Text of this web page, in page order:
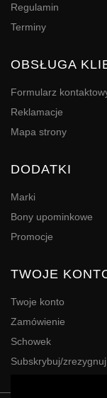
Regulamin
Terminy
OBSŁUGA
Formularz
Reklamacje
Mapa strony
DODATKI
Marki
Bony upominkowe
Promocje
TWOJE
Twoje konto
Zamówienie
Schowek
Subskrybuj/